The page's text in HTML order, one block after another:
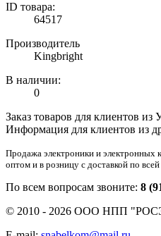
ID товара:
64517
Производитель
Kingbright
В наличии:
0
Заказ товаров для клиентов из
Информация для клиентов из
Продажа электроники и электронных
оптом и в розницу с доставкой по
По всем вопросам звоните: 8
© 2010 - 2026 ООО НПП